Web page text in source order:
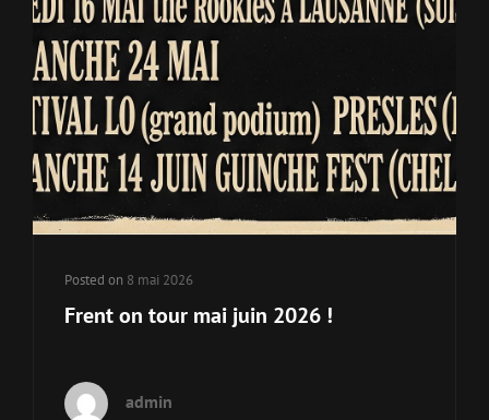
Posted on 8 mai 2026
Frent on tour mai juin 2026 !
admin